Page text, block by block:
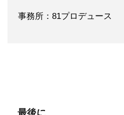
事務所：81プロデュース
最後に